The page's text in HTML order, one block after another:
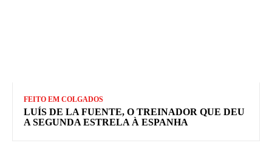
FEITO EM COLGADOS
LUÍS DE LA FUENTE, O TREINADOR QUE DEU
A SEGUNDA ESTRELA À ESPANHA